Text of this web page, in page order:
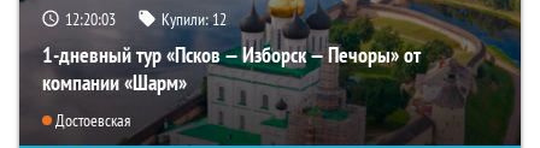
12:20:02 Купили:12
1-дневный тур «Псков — Изборск — Печоры» от
компании «Шарм»
Достоевская